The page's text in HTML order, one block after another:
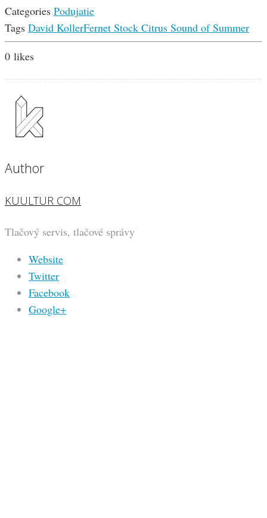
Categories Podujatie
Tags David KollerFernet Stock Citrus Sound of Summer
0 likes
Author
KUULTUR COM
Tlačový servis, tlačové správy
Website
Twitter
Facebook
Google+